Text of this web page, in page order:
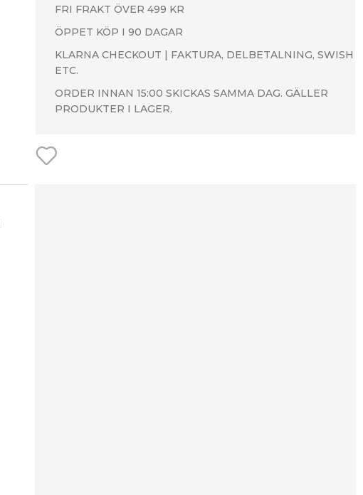
FRI FRAKT ÖVER 499 KR
ÖPPET KÖP I 90 DAGAR
KLARNA CHECKOUT | FAKTURA, DELBETALNING, SWISH
ETC.
ORDER INNAN 15:00 SKICKAS SAMMA DAG. GÄLLER
PRODUKTER I LAGER.